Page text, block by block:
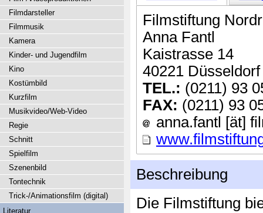
Filmstiftung
Anna Fantl
Kaistrasse 14
40221 Düsseldorf
TEL.: (0211) 93
FAX: (0211) 93
anna.fantl [ät]
Beschreibung
Die Filmstiftung
Filmdarsteller
Filmmusik
Kamera
Kinder- und Jugendfilm
Kino
Kostümbild
Kurzfilm
Musikvideo/Web-Video
Regie
Schnitt
Spielfilm
Szenenbild
Tontechnik
Trick-/Animationsfilm (digital)
Literatur